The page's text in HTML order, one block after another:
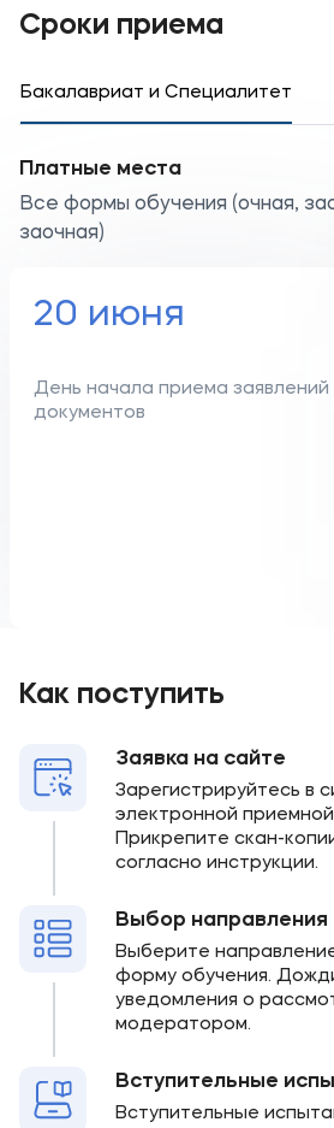
Сроки приема
Бакалавриат и Специалитет
Платные места
Все формы обучения (очная,
заочная)
20 июня
День начала приема заявлений
документов
Как поступить
Заявка на сайте
Зарегистрируйтесь в
электронной
Прикрепите скан-
согласно инструкции.
Выбор направления
Выберите
форму обучения.
уведомления о
модератором.
Вступительные
Вступительные